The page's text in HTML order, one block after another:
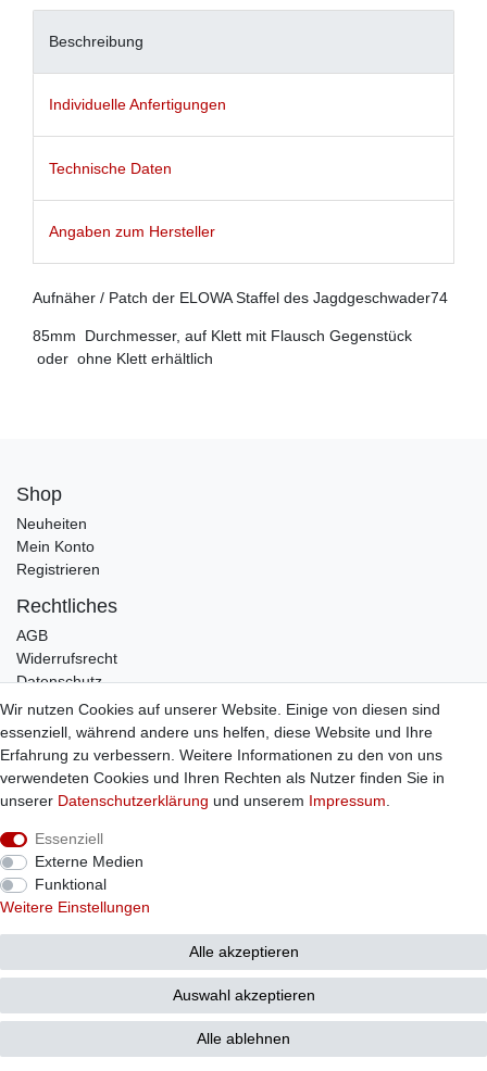
Beschreibung
Individuelle Anfertigungen
Technische Daten
Angaben zum Hersteller
Aufnäher / Patch der ELOWA Staffel des Jagdgeschwader74
85mm Durchmesser, auf Klett mit Flausch Gegenstück
oder ohne Klett erhältlich
Shop
Neuheiten
Mein Konto
Registrieren
Rechtliches
AGB
Widerrufsrecht
Datenschutz
Impressum
Infos
Zahlung / Versand
Individuelle Anfertigung
Bestellung widerrufen
Wir nutzen Cookies auf unserer Website. Einige von diesen sind
essenziell, während andere uns helfen, diese Website und Ihre
Erfahrung zu verbessern. Weitere Informationen zu den von uns
verwendeten Cookies und Ihren Rechten als Nutzer finden Sie in
unserer Daten­schutz­erklärung und unserem Impressum
Essenziell
Externe Medien
Funktional
Weitere Einstellungen
Alle akzeptieren
Auswahl akzeptieren
Alle ablehnen
© Copyright 2026 Sticker Shop Strerath